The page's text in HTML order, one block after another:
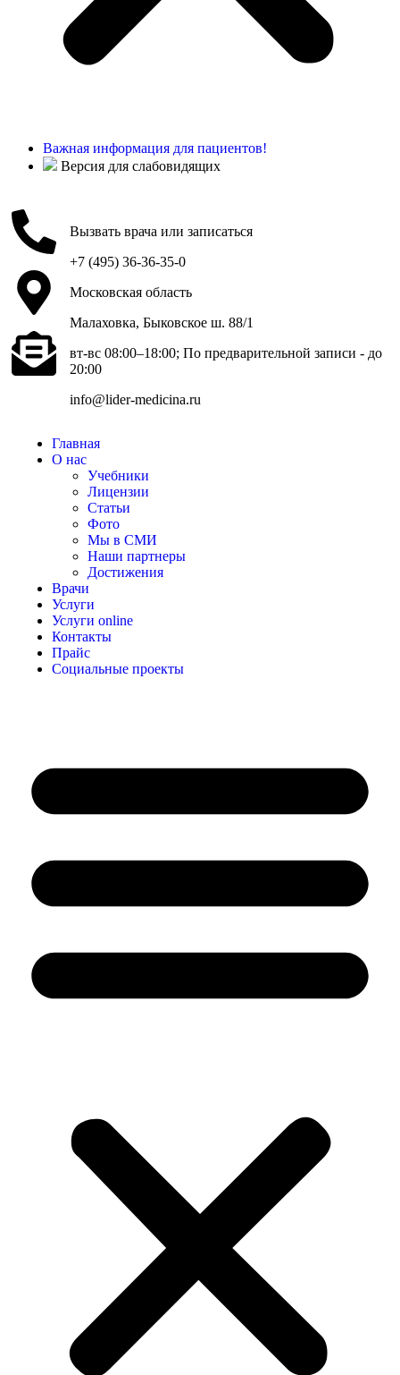
Важная информация для пациентов!
Версия для слабовидящих
Вызвать врача или записаться
+7 (495) 36-36-35-0
Московская область
Малаховка, Быковское ш. 88/1
вт-вс 08:00–18:00; По предварительной записи - до
20:00
info@lider-medicina.ru
Главная
О нас
Учебники
Лицензии
Статьи
Фото
Мы в СМИ
Наши партнеры
Достижения
Врачи
Услуги
Услуги online
Контакты
Прайс
Социальные проекты